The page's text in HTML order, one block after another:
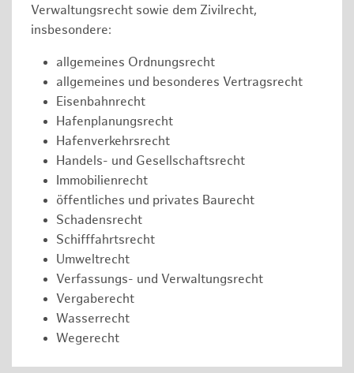
Verwaltungsrecht sowie dem Zivilrecht,
insbesondere:
allgemeines Ordnungsrecht
allgemeines und besonderes Vertragsrecht
Eisenbahnrecht
Hafenplanungsrecht
Hafenverkehrsrecht
Handels- und Gesellschaftsrecht
Immobilienrecht
öffentliches und privates Baurecht
Schadensrecht
Schifffahrtsrecht
Umweltrecht
Verfassungs- und Verwaltungsrecht
Vergaberecht
Wasserrecht
Wegerecht